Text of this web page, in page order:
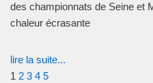
des championnats de Seine et
chaleur écrasante
lire la suite...
1 2 3 4 5